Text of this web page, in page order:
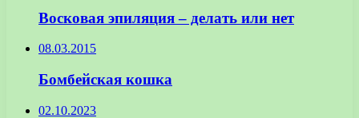
Восковая эпиляция – делать или нет
08.03.2015
Бомбейская кошка
02.10.2023